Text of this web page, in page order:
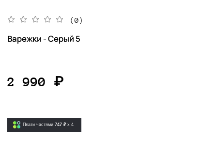
(0)
Варежки - Серый 5
2 990 ₽
Плати частями 747 ₽ x 4